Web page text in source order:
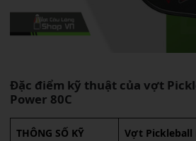
Đặc điểm kỹ thuật của vợt
Power 80C
THÔNG SỐ KỸ
Vợt Pickleball